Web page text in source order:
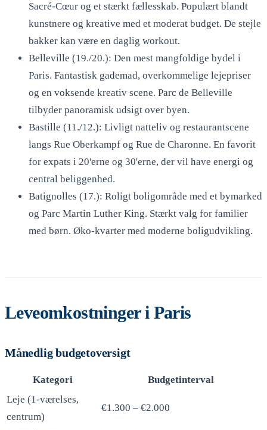
Sacré-Cœur og et stærkt fællesskab. Populært blandt
kunstnere og kreative med et moderat budget. De stejle
bakker kan være en daglig workout.
Belleville (19./20.): Den mest mangfoldige bydel i
Paris. Fantastisk gademad, overkommelige lejepriser
og en voksende kreativ scene. Parc de Belleville
tilbyder panoramisk udsigt over byen.
Bastille (11./12.): Livligt natteliv og restaurantscene
langs Rue Oberkampf og Rue de Charonne. En favorit
for expats i 20'erne og 30'erne, der vil have energi og
central beliggenhed.
Batignolles (17.): Roligt boligområde med et bymarked
og Parc Martin Luther King. Stærkt valg for familier
med børn. Øko-kvarter med moderne boligudvikling.
Leveomkostninger i Paris
Månedlig budgetoversigt
Kategori
Budgetinterval
Leje (1-værelses,
centrum)
€1.300 – €2.000